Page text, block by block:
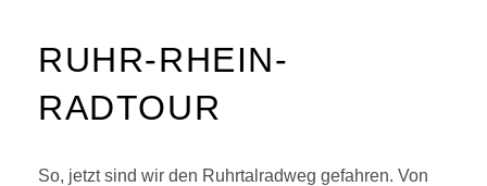
RUHR-RHEIN-
RADTOUR
So, jetzt sind wir den Ruhrtalradweg gefahren. Von